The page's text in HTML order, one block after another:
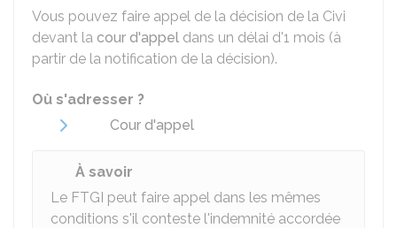
Vous pouvez faire appel de la décision de la Civi
devant la cour d'appel dans un délai d'1 mois (à
partir de la notification de la décision).
Où s'adresser ?
Cour d'appel
À savoir
Le FTGI peut faire appel dans les mêmes
conditions s'il conteste l'indemnité accordée